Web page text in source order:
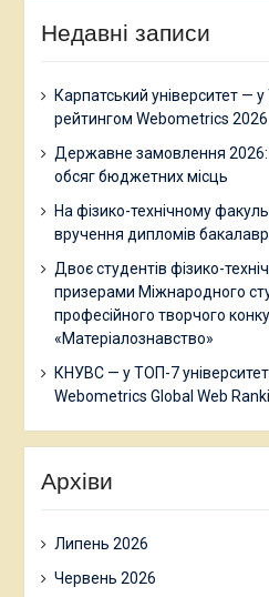
Недавні записи
Карпатський університет —
рейтингом Webometrics 2026
Державне замовлення
обсяг бюджетних місць
На фізико-технічному
вручення дипломів
Двоє студентів фізико-
призерами Міжнародного
професійного творчого
«Матеріалознавство»
КНУВС — у ТОП-7
Webometrics Global Web
Архіви
Липень 2026
Червень 2026